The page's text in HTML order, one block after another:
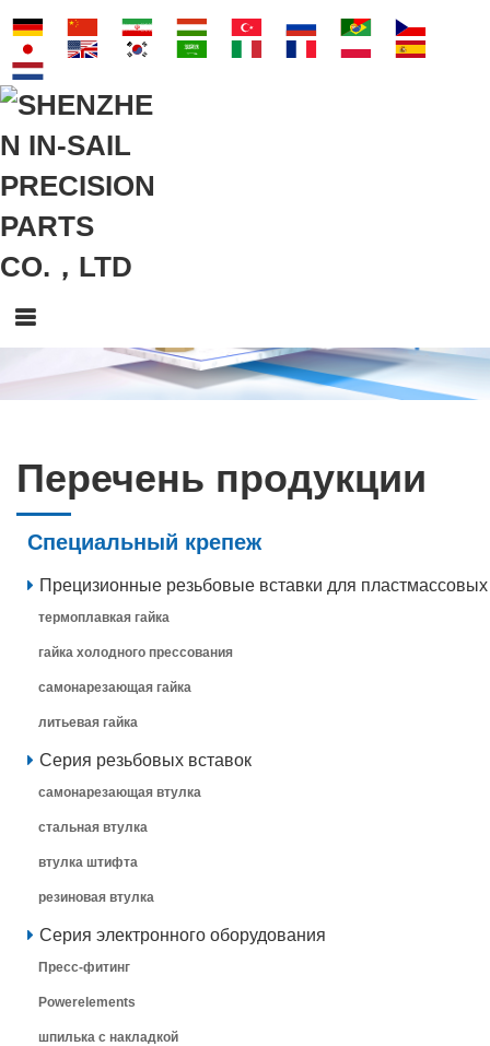
Перечень продукции
Специальный крепеж
Прецизионные резьбовые вставки для пластмассовых
термоплавкая гайка
гайка холодного прессования
самонарезающая гайка
литьевая гайка
Серия резьбовых вставок
самонарезающая втулка
стальная втулка
втулка штифта
резиновая втулка
Серия электронного оборудования
Пресс-фитинг
Powerelements
шпилька с накладкой